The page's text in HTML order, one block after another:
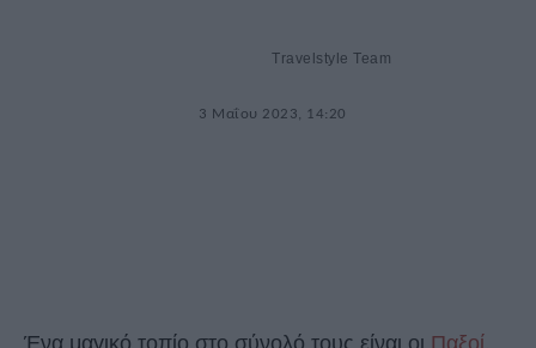
Travelstyle Team
3 Μαΐου 2023, 14:20